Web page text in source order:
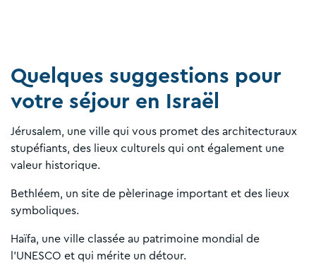
Quelques suggestions pour
votre séjour en Israël
Jérusalem, une ville qui vous promet des architecturaux
stupéfiants, des lieux culturels qui ont également une
valeur historique.
Bethléem, un site de pèlerinage important et des lieux
symboliques.
Haïfa, une ville classée au patrimoine mondial de
l’UNESCO et qui mérite un détour.